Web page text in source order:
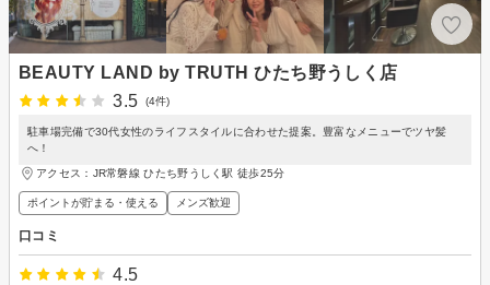
BEAUTY LAND by TRUTH ひたち野うしく店
3.5
(4件)
駐車場完備で30代女性のライフスタイルに合わせた提案。豊富なメニューでツヤ髪
へ！
アクセス：JR常磐線 ひたち野うしく駅 徒歩25分
ポイントが貯まる・使える メンズ歓迎
口コミ
4.5